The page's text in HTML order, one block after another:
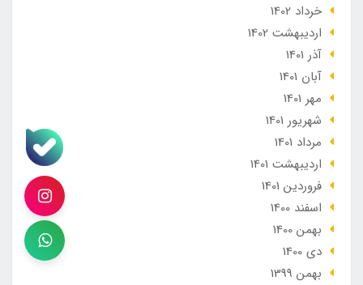
خرداد 1402
ارديبهشت 1402
آذر 1401
آبان 1401
مهر 1401
شهریور 1401
مرداد 1401
ارديبهشت 1401
فروردین 1401
اسفند 1400
بهمن 1400
دی 1400
بهمن 1399